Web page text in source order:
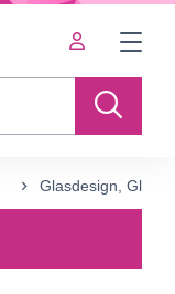
Glasdesign,